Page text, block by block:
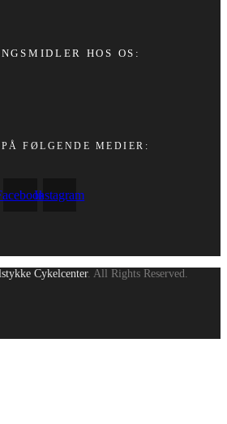
HOS OS:
FØLGENDE MEDIER:
Instagram
Cykelcenter. All Rights Reserved.